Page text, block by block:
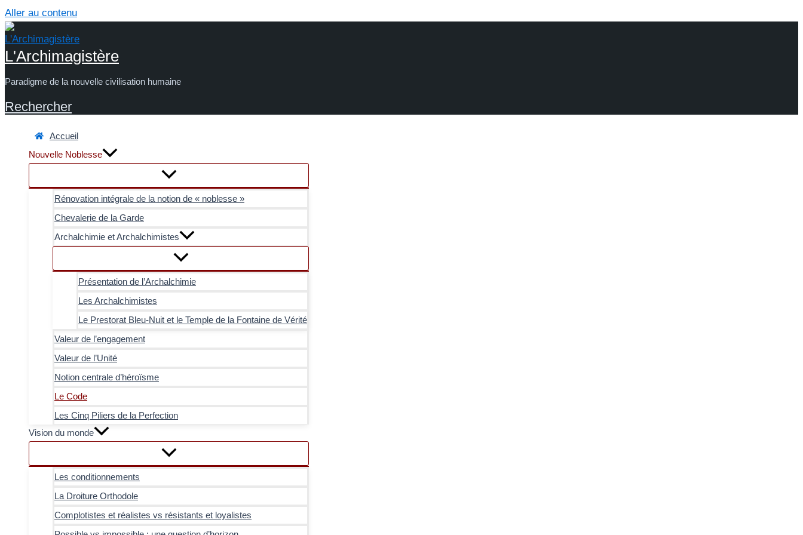
Aller au contenu
L'Archimagistère
Paradigme de la nouvelle civilisation humaine
Rechercher
Accueil
Nouvelle Noblesse
Rénovation intégrale de la notion de « noblesse »
Chevalerie de la Garde
Archalchimie et Archalchimistes
Présentation de l’Archalchimie
Les Archalchimistes
Le Prestorat Bleu-Nuit et le Temple de la Fontaine de Vérité
Valeur de l’engagement
Valeur de l’Unité
Notion centrale d’héroïsme
Le Code
Les Cinq Piliers de la Perfection
Vision du monde
Les conditionnements
La Droiture Orthodole
Complotistes et réalistes vs résistants et loyalistes